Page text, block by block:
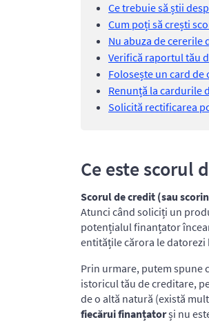
Ce trebuie să știi
Cum poți să crești
Nu abuza de cererile
Verifică raportul tău
Folosește un card
Renunță la cardurile
Solicită rectificarea
Ce este scorul
Scorul de credit (sau
Atunci când soliciți un
potențialul finanțator
entitățile cărora le
Prin urmare, putem spune
istoricul tău de creditare,
de o altă natură (există
fiecărui finanțatorși nu